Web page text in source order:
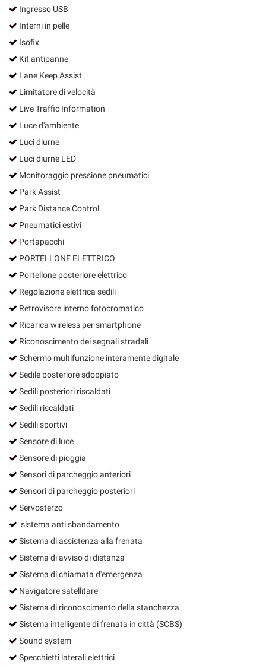
Ingresso USB
Interni in pelle
Isofix
Kit antipanne
Lane Keep Assist
Limitatore di velocità
Live Traffic Information
Luce d'ambiente
Luci diurne
Luci diurne LED
Monitoraggio pressione pneumatici
Park Assist
Park Distance Control
Pneumatici estivi
Portapacchi
PORTELLONE ELETTRICO
Portellone posteriore elettrico
Regolazione elettrica sedili
Retrovisore interno fotocromatico
Ricarica wireless per smartphone
Riconoscimento dei segnali stradali
Schermo multifunzione interamente digitale
Sedile posteriore sdoppiato
Sedili posteriori riscaldati
Sedili riscaldati
Sedili sportivi
Sensore di luce
Sensore di pioggia
Sensori di parcheggio anteriori
Sensori di parcheggio posteriori
Servosterzo
sistema anti sbandamento
Sistema di assistenza alla frenata
Sistema di avviso di distanza
Sistema di chiamata d'emergenza
Navigatore satellitare
Sistema di riconoscimento della stanchezza
Sistema intelligente di frenata in città (SCBS)
Sound system
Specchietti laterali elettrici